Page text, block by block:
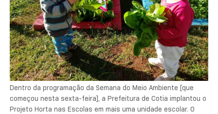
Dentro da programação da Semana do Meio Ambiente [que
começou nesta sexta-feira], a Prefeitura de Cotia implantou o
Projeto Horta nas Escolas em mais uma unidade escolar. O